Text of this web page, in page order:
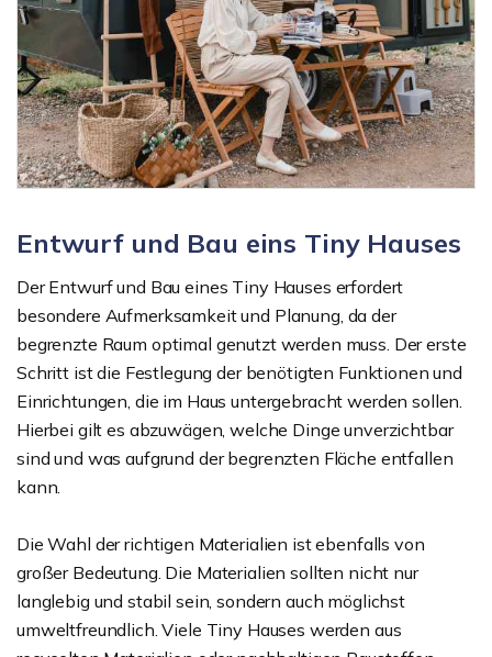
Entwurf und Bau eins Tiny Hauses
Der Entwurf und Bau eines Tiny Hauses erfordert
besondere Aufmerksamkeit und Planung, da der
begrenzte Raum optimal genutzt werden muss. Der erste
Schritt ist die Festlegung der benötigten Funktionen und
Einrichtungen, die im Haus untergebracht werden sollen.
Hierbei gilt es abzuwägen, welche Dinge unverzichtbar
sind und was aufgrund der begrenzten Fläche entfallen
kann.
Die Wahl der richtigen Materialien ist ebenfalls von
großer Bedeutung. Die Materialien sollten nicht nur
langlebig und stabil sein, sondern auch möglichst
umweltfreundlich. Viele Tiny Hauses werden aus